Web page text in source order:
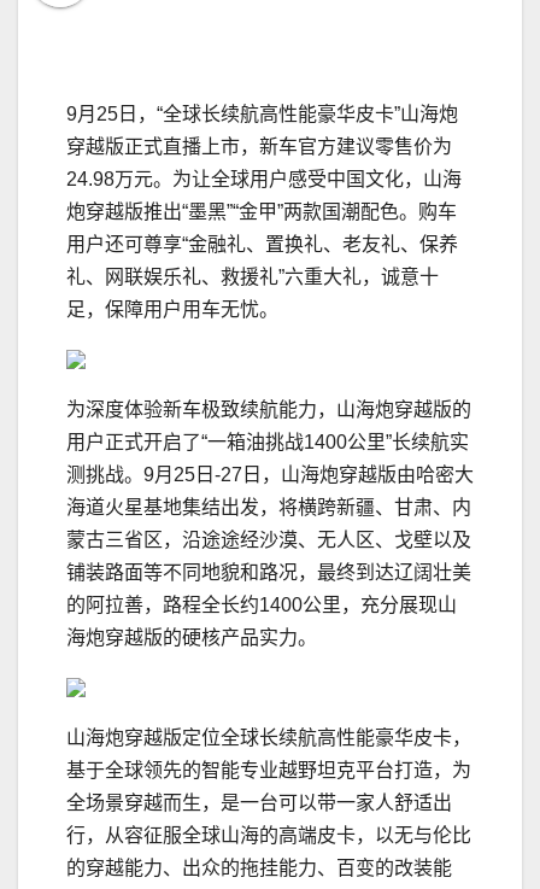
9月25日，“全球长续航高性能豪华皮卡”山海炮
穿越版正式直播上市，新车官方建议零售价为
24.98万元。为让全球用户感受中国文化，山海
炮穿越版推出“墨黑”“金甲”两款国潮配色。购车
用户还可尊享“金融礼、置换礼、老友礼、保养
礼、网联娱乐礼、救援礼”六重大礼，诚意十
足，保障用户用车无忧。
为深度体验新车极致续航能力，山海炮穿越版的
用户正式开启了“一箱油挑战1400公里”长续航实
测挑战。9月25日-27日，山海炮穿越版由哈密大
海道火星基地集结出发，将横跨新疆、甘肃、内
蒙古三省区，沿途途经沙漠、无人区、戈壁以及
铺装路面等不同地貌和路况，最终到达辽阔壮美
的阿拉善，路程全长约1400公里，充分展现山
海炮穿越版的硬核产品实力。
山海炮穿越版定位全球长续航高性能豪华皮卡，
基于全球领先的智能专业越野坦克平台打造，为
全场景穿越而生，是一台可以带一家人舒适出
行，从容征服全球山海的高端皮卡，以无与伦比
的穿越能力、出众的拖挂能力、百变的改装能